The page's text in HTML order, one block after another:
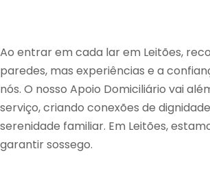
Ao entrar em cada lar em Leitões,
paredes, mas experiências e a
nós. O nosso Apoio Domiciliário vai
serviço, criando conexões de
serenidade familiar. Em Leitões,
garantir sossego.